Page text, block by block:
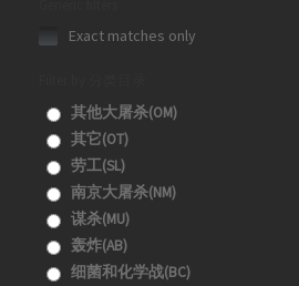
Exact matches only
其他大屠杀(OM)
其它(OT)
劳工(SL)
南京大屠杀(NM)
谋杀(MU)
轰炸(AB)
细菌和化学战(BC)